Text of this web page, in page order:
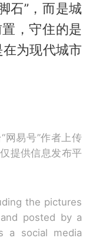
石”，而是城
，守住的是
为现代城市
网易号”作者上传
提供信息发布平
the pictures
posted by a
a social media